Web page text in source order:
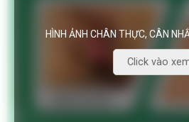
HÌNH ẢNH CHÂN THỰC, CÂN
Click vào